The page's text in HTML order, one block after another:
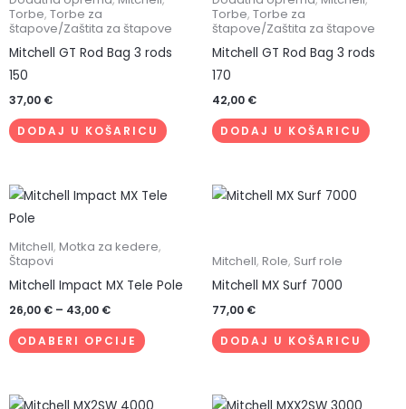
Torbe, Torbe za
štapove/Zaštita za štapove
Mitchell GT Rod Bag 3 rods
150
37,00 €
DODAJ U KOŠARICU
Torbe, Torbe za
štapove/Zaštita za štapove
Mitchell GT Rod Bag 3 rods
170
42,00 €
DODAJ U KOŠARICU
Mitchell, Motka za kedere,
Štapovi
Mitchell Impact MX Tele Pole
26,00 € – 43,00 €
Raspon
cijena:
do
ODABERI OPCIJE
Ovaj
proizvod
ima
više
varijanti.
Opcije
se
mogu
na
Mitchell, Role, Surf role
Mitchell MX Surf 7000
77,00 €
DODAJ U KOŠARICU